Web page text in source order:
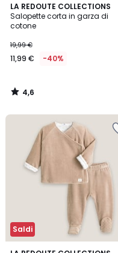
LA REDOUTE COLLECTIONS
Salopette corta in garza di
cotone
19,99 €
11,99 € -40%
4,6
/ 5
4,6
/
Saldi